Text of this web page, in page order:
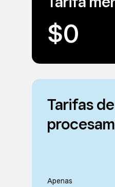
$0
Tarifas de
Apenas